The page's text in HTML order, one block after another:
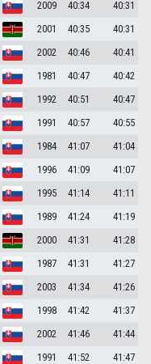
2009 40:34
40:31
2001 40:35
40:31
2002 40:46
40:41
1981 40:47
40:42
1992 40:51
40:47
1991 40:57
40:55
1984 41:07
41:04
1996 41:09
41:07
1995 41:14
41:11
1989 41:24
41:19
2000 41:31
41:28
1987 41:31
41:27
2003 41:34
41:26
1998 41:42
41:37
2002 41:46
41:44
1991 41:52
41:47